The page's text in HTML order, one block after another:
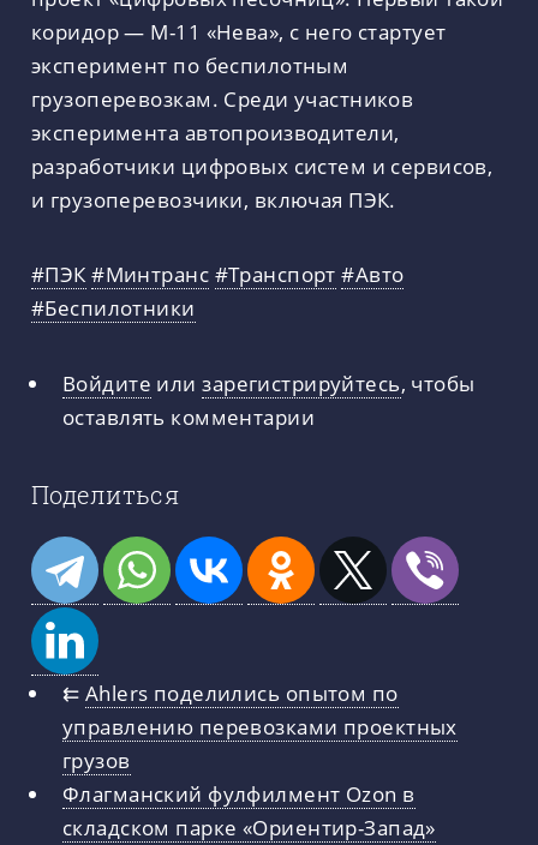
коридор — М-11 «Нева», с него стартует
эксперимент по беспилотным
грузоперевозкам. Среди участников
эксперимента автопроизводители,
разработчики цифровых систем и сервисов,
и грузоперевозчики, включая ПЭК.
#ПЭК #Минтранс #Транспорт #Авто
#Беспилотники
Войдите илизарегистрируйтесь, чтобы
оставлять комментарии
Поделиться
⇇ Ahlers поделились опытом по
управлению перевозками проектных
грузов
Флагманский фулфилмент Ozon в
складском парке «Ориентир-Запад»